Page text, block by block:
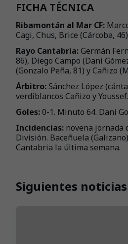
FICHA TÉCNICA
Ribamontán al Mar CF:
Cagi, Chus, Brice (Cárcoba,
Rayo Cantabria:Germán
86), Diego Campo (Dani
(Gonzalo Peña, 81) y Cañizo
Árbitro:Sánchez López
verdiblancos Cañizo y Youssef.
Goles:0-1. Minuto 64. Dani
Incidencias: novena jornada
División. Baceñuela
Cantabria la última semana.
Siguientes noticias